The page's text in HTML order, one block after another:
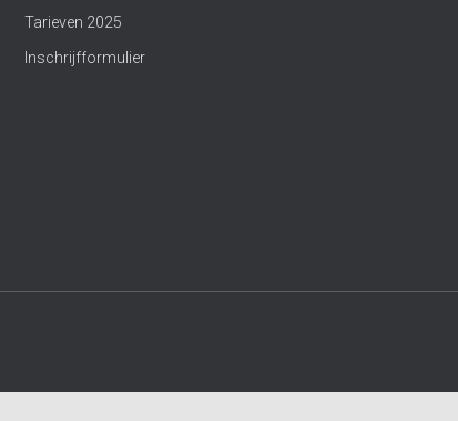
Tarieven 2025
Inschrijfformulier